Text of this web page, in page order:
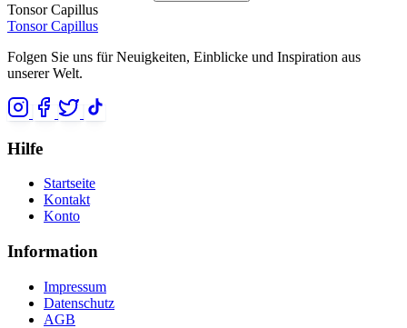
Tonsor Capillus
Tonsor Capillus
Folgen Sie uns für Neuigkeiten, Einblicke und Inspiration aus
unserer Welt.
Hilfe
Startseite
Kontakt
Konto
Information
Impressum
Datenschutz
AGB